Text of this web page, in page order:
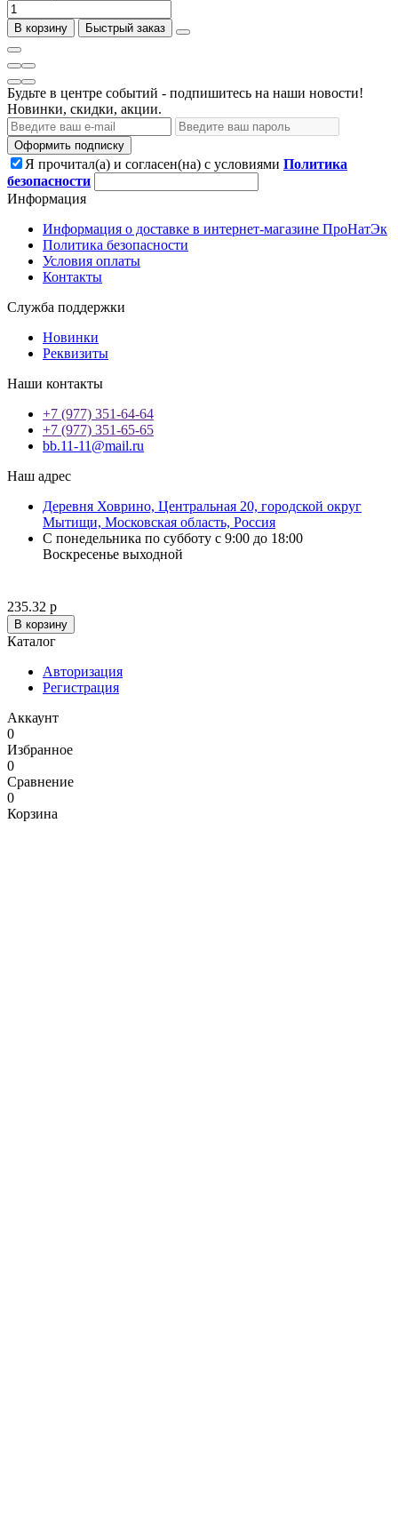
В корзину Быстрый заказ
Будьте в центре событий - подпишитесь на наши новости!
Новинки, скидки, акции.
Оформить подписку
Я прочитал(а) и согласен(на) с условиями Политика
безопасности
Информация
Информация о доставке в интернет-магазине ПроНатЭк
Политика безопасности
Условия оплаты
Контакты
Служба поддержки
Новинки
Реквизиты
Наши контакты
+7 (977) 351-64-64
+7 (977) 351-65-65
bb.11-11@mail.ru
Наш адрес
Деревня Ховрино, Центральная 20, городской округ
Мытищи, Московская область, Россия
С понедельника по субботу с 9:00 до 18:00
Воскресенье выходной
235.32 р
В корзину
Каталог
Авторизация
Регистрация
Аккаунт
0
Избранное
0
Сравнение
0
Корзина